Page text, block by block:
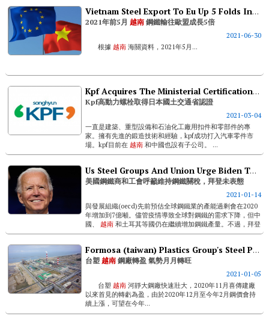
Vietnam Steel Export To Eu Up 5 Folds In First 5 Months Of 2021
2021年前5月 越南鋼鐵輸往歐盟成長5倍
2021-06-30
根據 越南海關資料，2021年5月...
Kpf Acquires The Ministerial Certification Of Ministry Of Land, Infrastructure And Transport Of Japan
Kpf高動力螺栓取得日本國土交通省認證
2021-03-04
一直是建築、重型設備和石油化工廠用扣件和零部件的專
家。擁有先進的鍛造技術和經驗，kpf成功打入汽車零件市
場。kpf目前在 越南和中國也設有子公司。 ...
Us Steel Groups And Union Urge Biden To Keep Trump's Steel Tariffs; Biden's Stance Unclear
美國鋼鐵商和工會呼籲維持鋼鐵關稅，拜登未表態
2021-01-14
與發展組織(oecd)先前預估全球鋼鐵業的產能過剩會在2020
年增加到7億噸。儘管疫情導致全球對鋼鐵的需求下降，但中
國、
越南和土耳其等國仍在繼續增加鋼鐵產量。不過，拜登
還沒有透露他將如何處理鋼鐵和鋁關稅。 ...
Formosa (taiwan) Plastics Group's Steel Plant In Vietnam Turns Losses Into Profits
台塑越南鋼廠轉盈 氣勢月月轉旺
2021-01-05
台塑 越南河靜大鋼廠快速壯大，2020年11月喜傳建廠
以來首見的轉虧為盈，由於2020年12月至今年2月鋼價會持
續上漲，可望在今年...